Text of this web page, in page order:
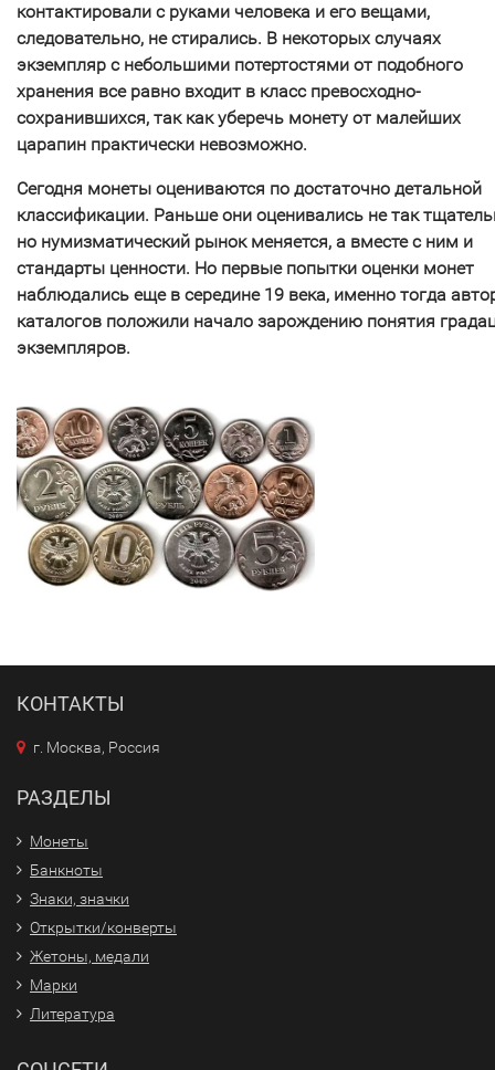
контактировали с руками человека и его вещами,
следовательно, не стирались. В некоторых случаях
экземпляр с небольшими потертостями от подобного
хранения все равно входит в класс превосходно-
сохранившихся, так как уберечь монету от малейших
царапин практически невозможно.
Сегодня монеты оцениваются по достаточно детальной
классификации. Раньше они оценивались не так
но нумизматический рынок меняется, а вместе с ним и
стандарты ценности. Но первые попытки оценки монет
наблюдались еще в середине 19 века, именно тогда
каталогов положили начало зарождению понятия
экземпляров.
КОНТАКТЫ
г. Москва, Россия
РАЗДЕЛЫ
Монеты
Банкноты
Знаки, значки
Открытки/конверты
Жетоны, медали
Марки
Литература